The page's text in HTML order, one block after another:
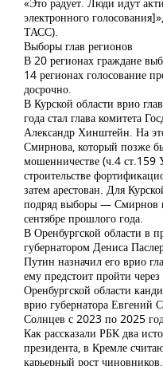
электронного
ТАСС).
Выборы глав регионов
В 20 регионах граждане
14 регионах голосование
досрочно.
В Курской области врио
года стал глава комитета
Александр Хинштейн. На
Смирнова, который позже
мошенничестве (ч.4
строительстве
затем арестован. Для
подряд выборы — Смирнов
сентябре прошлого года.
В Оренбургской области в
губернатором Дениса
Путин назначил его врио
ему предстоит пройти
Оренбургской области
врио губернатора Евгений
Солнцев с 2023 по 2025
Как рассказали РБК два
президента, в Кремле
карьерный рост